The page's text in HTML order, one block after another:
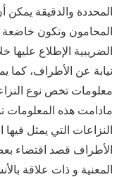
المحددة والدقيقة
المحامون وتكون خاضعة
الضريبية الإطلاع
نيابة عن الأطراف، كما
معلومات تخص نوع
مادامت هذه المعلومات
النزاعات التي يمثل
الأطراف قصد اقتضاء
المعنية و ذات علاقة